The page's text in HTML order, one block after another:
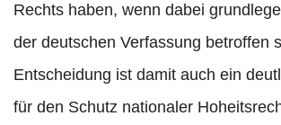
Rechts haben, wenn dabei
der deutschen Verfassung betroffen
Entscheidung ist damit auch ein
für den Schutz nationaler